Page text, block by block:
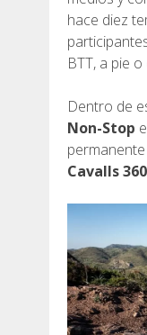
RESEÑAS
ESPAÑOL
CATALÀ
ENGLISH
hace diez
BTT, a pie o
Dentro de
Non-Stop
Cavalls